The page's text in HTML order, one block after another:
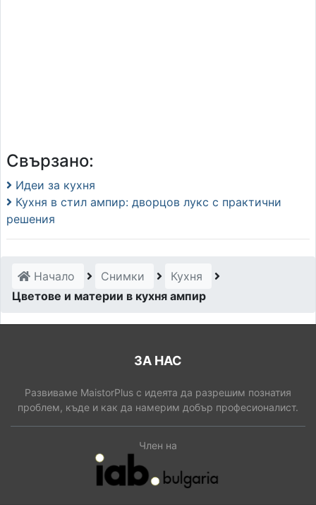
Свързано:
Идеи за кухня
Кухня в стил ампир: дворцов лукс с практични
решения
Начало Снимки
Кухня
Цветове и материи в кухня ампир
ЗА НАС
Развиваме MaistorPlus с идеята да разрешим познатия
проблем, къде и как да намерим добър професионалист.
Член на